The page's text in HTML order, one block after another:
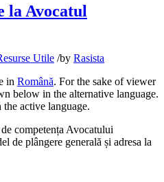
la Avocatul
Utile /by Rasista
in Română. For the sake of viewer
below in the alternative language.
active language.
competența Avocatului
de plângere generală și adresa la